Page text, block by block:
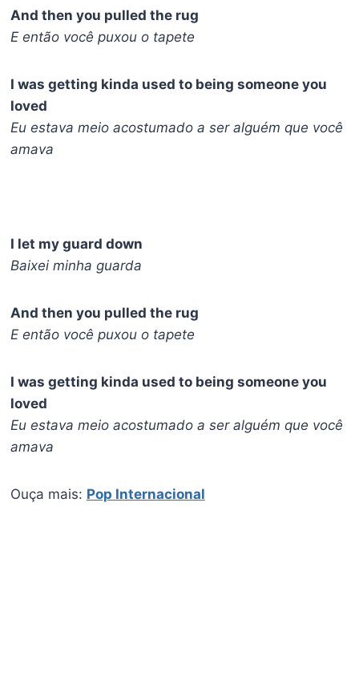
And then you pulled the rug
E então você puxou o tapete
I was getting kinda used to being someone you
loved
Eu estava meio acostumado a ser alguém que você
amava
I let my guard down
Baixei minha guarda
And then you pulled the rug
E então você puxou o tapete
I was getting kinda used to being someone you
loved
Eu estava meio acostumado a ser alguém que você
amava
Ouça mais: Pop Internacional